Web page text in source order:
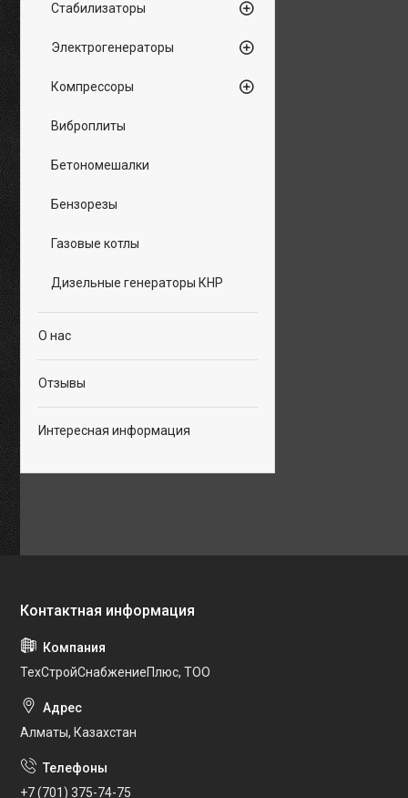
Стабилизаторы
Электрогенераторы
Компрессоры
Виброплиты
Бетономешалки
Бензорезы
Газовые котлы
Дизельные генераторы КНР
О нас
Отзывы
Интересная информация
ТехСтройСнабжениеПлюс, ТОО
Алматы, Казахстан
+7 (701) 375-74-75